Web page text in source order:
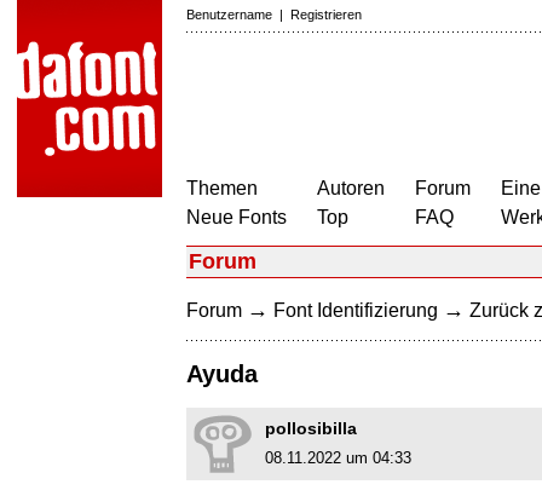
Benutzername | Registrieren
Themen
Neue Fonts
Autoren
Top
Forum
FAQ
Forum
Forum → Font Identifizierung → Zurück
Ayuda
pollosibilla
08.11.2022 um 04:33